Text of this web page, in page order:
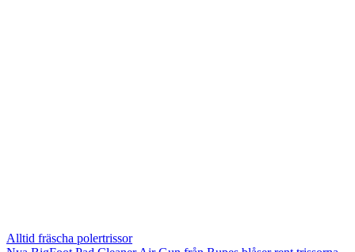
Alltid fräscha polertrissor